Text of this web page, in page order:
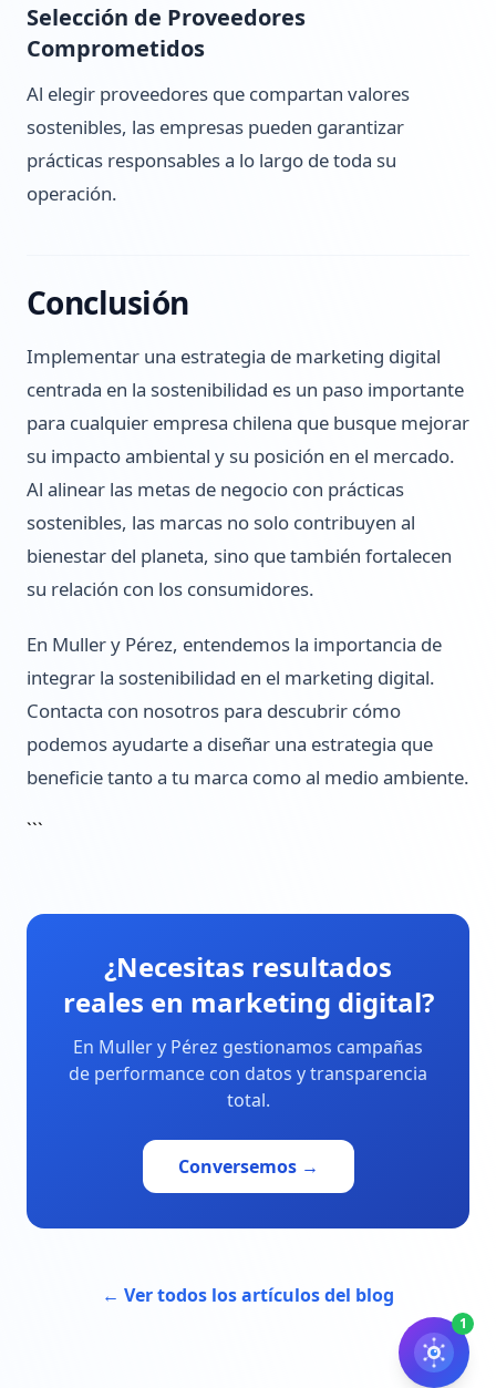
Selección de Proveedores
Comprometidos
Al elegir proveedores que compartan valores
sostenibles, las empresas pueden garantizar
prácticas responsables a lo largo de toda su
operación.
Conclusión
Implementar una estrategia de marketing digital
centrada en la sostenibilidad es un paso importante
para cualquier empresa chilena que busque mejorar
su impacto ambiental y su posición en el mercado.
Al alinear las metas de negocio con prácticas
sostenibles, las marcas no solo contribuyen al
bienestar del planeta, sino que también fortalecen
su relación con los consumidores.
En Muller y Pérez, entendemos la importancia de
integrar la sostenibilidad en el marketing digital.
Contacta con nosotros para descubrir cómo
podemos ayudarte a diseñar una estrategia que
beneficie tanto a tu marca como al medio ambiente.
```
¿Necesitas resultados
reales en marketing digital?
En Muller y Pérez gestionamos campañas
de performance con datos y transparencia
total.
Conversemos →
← Ver todos los artículos del blog
1